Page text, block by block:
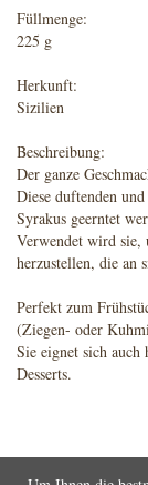
Füllmenge:
225 g
Herkunft:
Sizilien
Beschreibung:
Der ganze
Diese duftenden
Syrakus geerntet
Verwendet wird sie,
herzustellen, die an
Perfekt zum
(Ziegen- oder
Sie eignet sich
Desserts.